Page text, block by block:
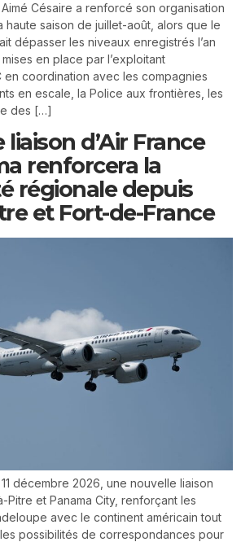
Aimé Césaire a renforcé son organisation
haute saison de juillet-août, alors que le
dépasser les niveaux enregistrés l’an
en place par l’exploitant
en coordination avec les compagnies
en escale, la Police aux frontières, les
des […]
d’Air France
renforcera la
régionale depuis
et Fort-de-France
décembre 2026, une nouvelle liaison
et Panama City, renforçant les
avec le continent américain tout
possibilités de correspondances pour